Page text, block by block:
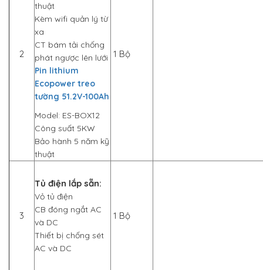
2
thuật
Kèm wifi quản lý từ
xa
CT bám tải chống
phát ngược lên lưới
Pin lithium
Ecopower treo
tường 51.2V-100Ah
Model: ES-BOX12
Công suất 5KW
Bảo hành 5 năm kỹ
thuật
1 Bộ
3
Tủ điện lắp sẵn:
Vỏ tủ điện
CB đóng ngắt AC
và DC
Thiết bị chống sét
AC và DC
1 Bộ